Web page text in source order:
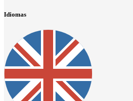
Idiomas